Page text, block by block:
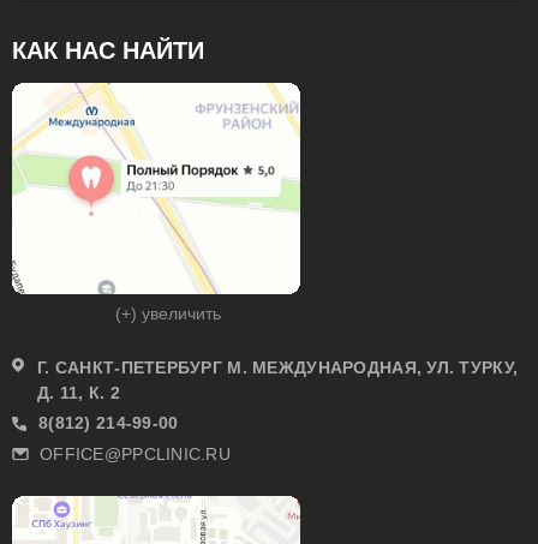
КАК НАС НАЙТИ
(+) увеличить
Г. САНКТ-ПЕТЕРБУРГ М. МЕЖДУНАРОДНАЯ, УЛ. ТУРКУ,
Д. 11, К. 2
8(812) 214-99-00
OFFICE@PPCLINIC.RU